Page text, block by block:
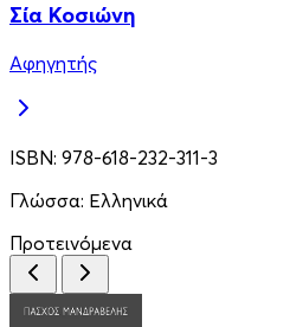
Σία Κοσιώνη
Αφηγητής
ISBN: 978-618-232-311-3
Γλώσσα: Ελληνικά
Προτεινόμενα